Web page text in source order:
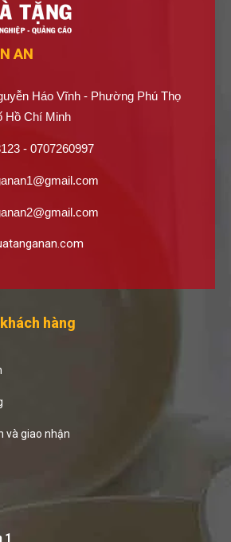
AN
Háo Vĩnh - Phường Phú Thọ
Hồ Chí Minh
- 0707260997
hàng
và giao nhận
1